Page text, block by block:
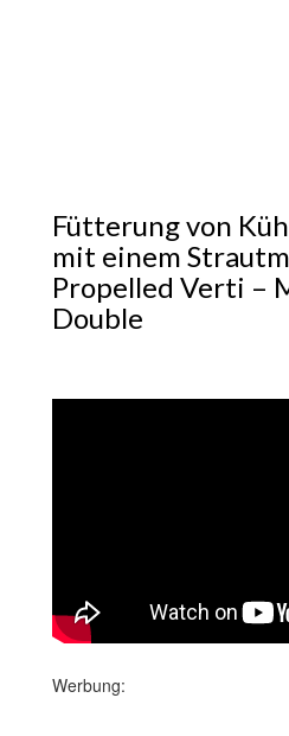
Fütterung von
mit einem
Propelled Verti –
Double
Werbung: